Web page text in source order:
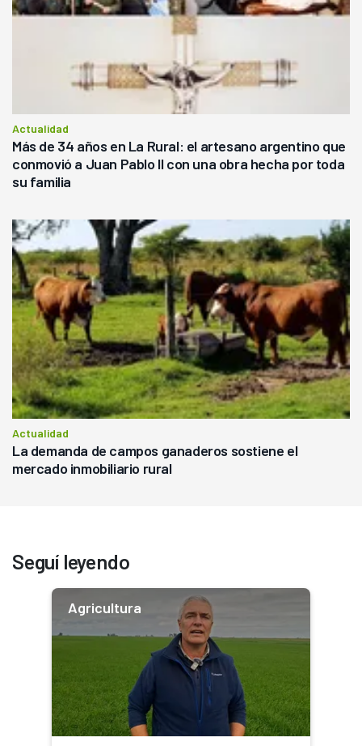
Actualidad
Más de 34 años en La Rural: el artesano argentino que
conmovió a Juan Pablo II con una obra hecha por toda
su familia
Actualidad
La demanda de campos ganaderos sostiene el
mercado inmobiliario rural
Seguí leyendo
Agricultura